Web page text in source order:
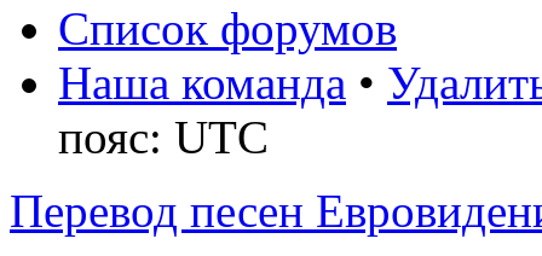
Список форумов
Наша команда •
пояс: UTC
Перевод песен